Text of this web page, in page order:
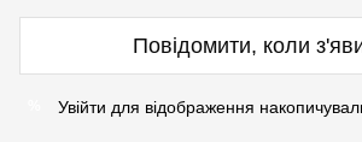
Повідомити, коли
Увійти для відображення